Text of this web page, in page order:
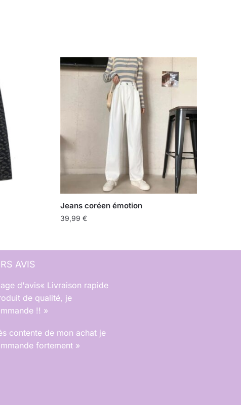
Jeans coréen émotion
39,99 €
AVIS
« Livraison rapide
de qualité, je
!! »
contente de mon achat je
fortement »